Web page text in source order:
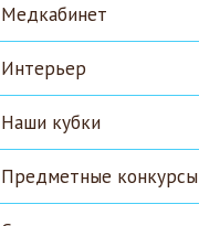
Медкабинет
Интерьер
Наши кубки
Предметные конкурсы